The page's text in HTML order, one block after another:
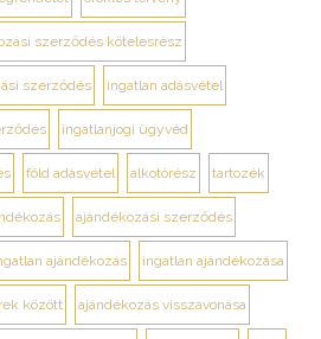
szerződés kötelesrész
szerződés ingatlan adásvétel
ingatlanjogi ügyvéd
föld adásvétel alkotórész tartozék
ajándékozási szerződés
ajándékozás ingatlan ajándékozása
között ajándékozás visszavonása